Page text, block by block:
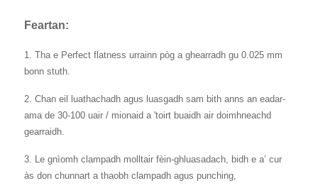
Feartan:
1. Tha e Perfect flatness urrainn pòg a ghearradh gu 0.025 mm
bonn stuth.
2. Chan eil luathachadh agus luasgadh sam bith anns an eadar-
ama de 30-100 uair / mionaid a 'toirt buaidh air doimhneachd
gearraidh.
3. Le gnìomh clampadh molltair fèin-ghluasadach, bidh e a’ cur
às don chunnart a thaobh clampadh agus punching,